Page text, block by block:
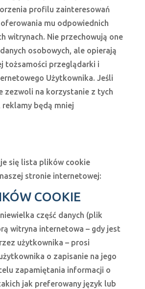
profilu zainteresowań
mu odpowiednich
witrynach. Nie przechowują one
osobowych, ale opierają
tożsamości przeglądarki i
Użytkownika. Jeśli
zezwoli na korzystanie z tych
będą mniej
się lista plików cookie
stronie internetowej:
COOKIE
część danych (plik
witryna internetowa – gdy jest
użytkownika – prosi
o zapisanie na jego
zapamiętania informacji o
jak preferowany język lub